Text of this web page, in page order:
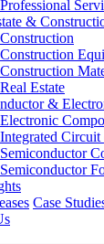
Professional
&
Construction
Construction
Construction
Real Estate
&
Electronic
Integrated
Semiconductor
Semiconductor
Case